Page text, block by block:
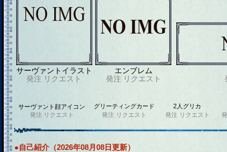
サーヴァントイラスト
発注 リクエスト
エンブレム
発注 リクエスト
サーヴァント顔アイコン
発注 リクエスト
グリーティングカード
発注 リクエスト
2人グリカ
発注 リクエスト
●自己紹介（2026年08月08日更新）